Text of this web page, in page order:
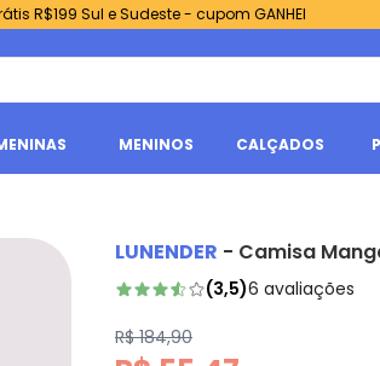
R$199 Sul e Sudeste - cupom GANHEI
MENINOS CALÇADOS
LUNENDER - Camisa
(3,5)6 avaliações
R$ 184,90